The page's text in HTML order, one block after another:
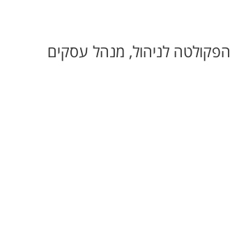
הפקולטה לניהול, מנהל עסקים